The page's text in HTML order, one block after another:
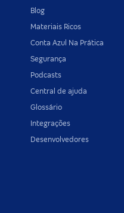
Blog
Materiais Ricos
Conta Azul Na Prática
Segurança
Podcasts
Central de ajuda
Glossário
Integrações
Desenvolvedores